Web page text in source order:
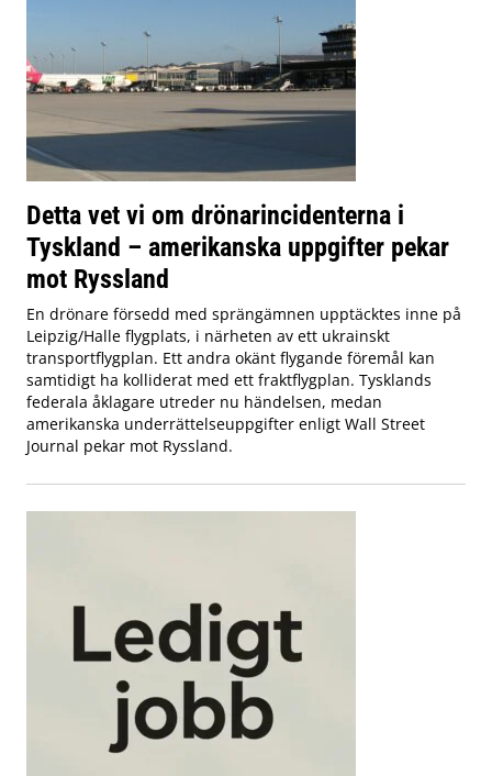
Detta vet vi om drönarincidenterna i
Tyskland – amerikanska uppgifter pekar
mot Ryssland
En drönare försedd med sprängämnen upptäcktes inne på
Leipzig/Halle flygplats, i närheten av ett ukrainskt
transportflygplan. Ett andra okänt flygande föremål kan
samtidigt ha kolliderat med ett fraktflygplan. Tysklands
federala åklagare utreder nu händelsen, medan
amerikanska underrättelseuppgifter enligt Wall Street
Journal pekar mot Ryssland.